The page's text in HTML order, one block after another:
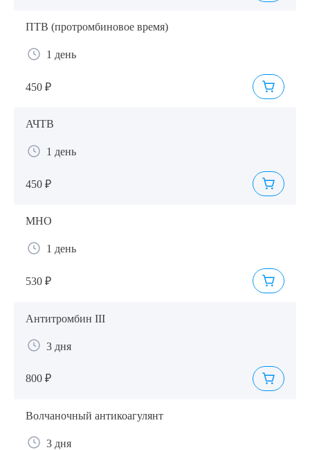
ПТВ (протромбиновое время)
1 день
450 ₽
АЧТВ
1 день
450 ₽
МНО
1 день
530 ₽
Антитромбин III
3 дня
800 ₽
Волчаночный антикоагулянт
3 дня